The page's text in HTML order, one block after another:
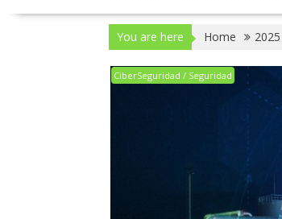
You are here Home 2025
CiberSeguridad / Seguridad